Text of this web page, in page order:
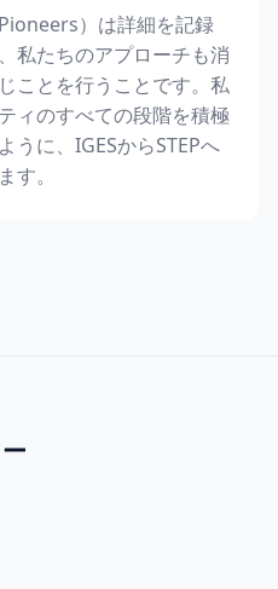
）は詳細を記録
私たちのアプローチも消
ことを行うことです。私
ィのすべての段階を積極
うに、IGESからSTEPへ
す。